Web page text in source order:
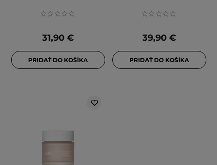
31,90 €
PRIDAŤ DO KOŠÍKA
39,90 €
PRIDAŤ DO KOŠÍKA